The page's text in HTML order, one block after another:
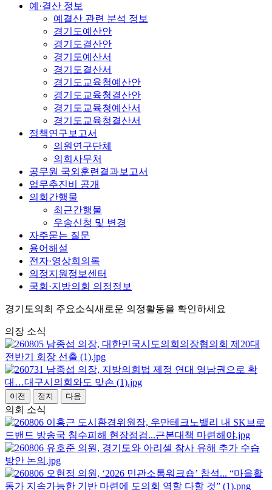
예·결산 정보
예결산 관련 분석 정보
경기도예산안
경기도결산안
경기도예산서
경기도결산서
경기도교육청예산안
경기도교육청결산안
경기도교육청예산서
경기도교육청결산서
정책연구보고서
의원연구단체
의회사무처
공무원 국외훈련결과보고서
업무추진비 공개
의회간행물
최근간행물
우송신청 및 변경
자주묻는 질문
용어해설
전자·영상회의록
의정지원정보센터
국회·지방의회 의정정보
경기도의회 주요소식새로운 의정활동을 확인하세요
의장 소식
이전 정지 다음
의회 소식